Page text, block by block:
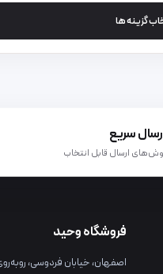
گزینه ها
سریع
ارسال قابل انتخاب
فروشگاه وحید
اصفهان، خیابان فردوسی،